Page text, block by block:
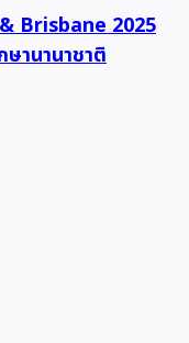
Brisbane 2025
านานาชาติ